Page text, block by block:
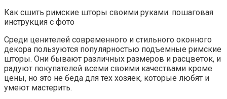
Как сшить римские шторы своими руками: пошаговая
инструкция с фото
Среди ценителей современного и стильного оконного
декора пользуются популярностью подъемные римские
шторы. Они бывают различных размеров и расцветок, и
радуют покупателей всеми своими качествами кроме
цены, но это не беда для тех хозяек, которые любят и
умеют мастерить.